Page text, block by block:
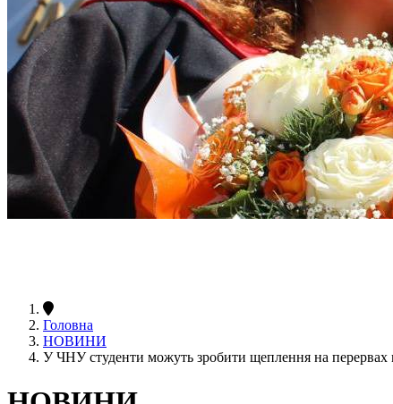
Головна
НОВИНИ
У ЧНУ студенти можуть зробити щеплення на перервах